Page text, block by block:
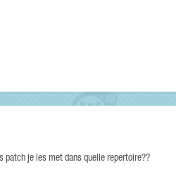
patch je les met dans quelle repertoire??